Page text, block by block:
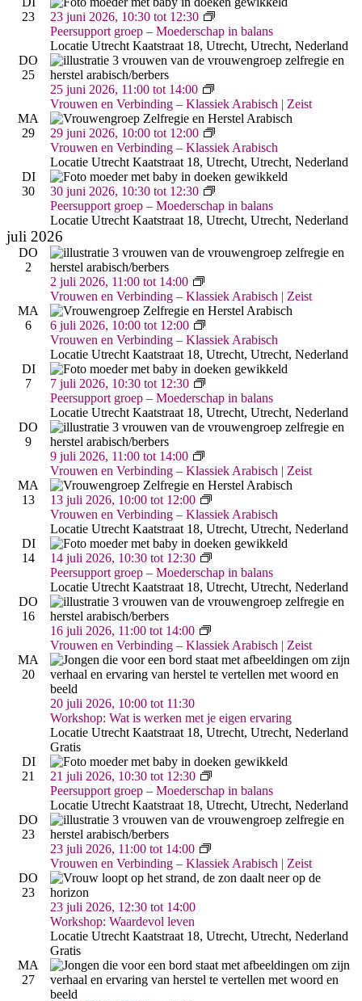
Arabisch
(Utrecht,
Kaatstraat)
23
Peersupport groep – Moederschap in balans
23 juni 2026, 10:30 tot 12:30
Moederschap
in
Balans
Locatie Utrecht Kaatstraat 18, Utrecht, Utrecht, Nederland
DO
25
Vrouwen en Verbinding – Klassiek Arabisch | Zeist
25 juni 2026, 11:00 tot 14:00
Vrouwen
&
Verbinding
–
Arabisch
|
Zeist
MA
29
Vrouwen en Verbinding – Klassiek Arabisch
29 juni 2026, 10:00 tot 12:00
Vrouwen
&
Verbinding
–
Arabisch
(Utrecht,
Kaatstraat)
Locatie Utrecht Kaatstraat 18, Utrecht, Utrecht, Nederland
DI
30
Peersupport groep – Moederschap in balans
30 juni 2026, 10:30 tot 12:30
Moederschap
in
Balans
Locatie Utrecht Kaatstraat 18, Utrecht, Utrecht, Nederland
juli 2026
DO
2
Vrouwen en Verbinding – Klassiek Arabisch | Zeist
2 juli 2026, 11:00 tot 14:00
Vrouwen
&
Verbinding
–
Arabisch
Zeist
MA
6
Vrouwen en Verbinding – Klassiek Arabisch
6 juli 2026, 10:00 tot 12:00
Vrouwen
&
Verbinding
–
Arabisch
(Utrecht,
Kaatstraat)
Locatie Utrecht Kaatstraat 18, Utrecht, Utrecht, Nederland
DI
7
Peersupport groep – Moederschap in balans
7 juli 2026, 10:30 tot 12:30
Moederschap
in
Balans
Locatie Utrecht Kaatstraat 18, Utrecht, Utrecht, Nederland
DO
9
Vrouwen en Verbinding – Klassiek Arabisch | Zeist
9 juli 2026, 11:00 tot 14:00
Vrouwen
&
Verbinding
–
Arabisch
Zeist
MA
13
Vrouwen en Verbinding – Klassiek Arabisch
13 juli 2026, 10:00 tot 12:00
Vrouwen
&
Verbinding
–
Arabisch
(Utrecht,
Kaatstraat)
Locatie Utrecht Kaatstraat 18, Utrecht, Utrecht, Nederland
DI
14
Peersupport groep – Moederschap in balans
14 juli 2026, 10:30 tot 12:30
Moederschap
in
Balans
Locatie Utrecht Kaatstraat 18, Utrecht, Utrecht, Nederland
DO
16
Vrouwen en Verbinding – Klassiek Arabisch | Zeist
16 juli 2026, 11:00 tot 14:00
Vrouwen
&
Verbinding
–
Zeist
MA
20
Workshop: Wat is werken met je eigen ervaring
20 juli 2026, 10:00 tot 11:30
Locatie Utrecht Kaatstraat 18, Utrecht, Utrecht, Nederland
Gratis
DI
21
Peersupport groep – Moederschap in balans
21 juli 2026, 10:30 tot 12:30
Moederschap
in
Balans
Locatie Utrecht Kaatstraat 18, Utrecht, Utrecht, Nederland
DO
23
Vrouwen en Verbinding – Klassiek Arabisch | Zeist
23 juli 2026, 11:00 tot 14:00
Vrouwen
&
Verbinding
Zeist
DO
23
Workshop: Waardevol leven
23 juli 2026, 12:30 tot 14:00
Locatie Utrecht Kaatstraat 18, Utrecht, Utrecht, Nederland
Gratis
MA
27